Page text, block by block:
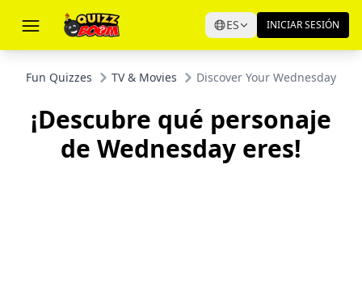
ES INICIAR SESIÓN
Fun Quizzes TV & Movies Discover Your Wednesday
¡Descubre qué personaje
de Wednesday eres!